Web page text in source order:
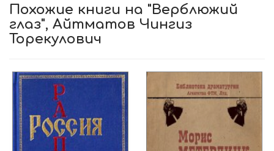
Похожие книги на "Верблюжий
глаз", Айтматов Чингиз
Торекулович